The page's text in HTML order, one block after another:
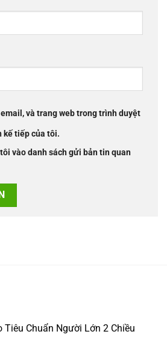
và trang web trong trình duyệt
kế tiếp của tôi.
vào danh sách gửi bản tin quan
Tiêu Chuẩn Người Lớn 2 Chiều